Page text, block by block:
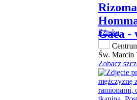
Gaca -
Sztuka
Św. Marcin
Zobacz